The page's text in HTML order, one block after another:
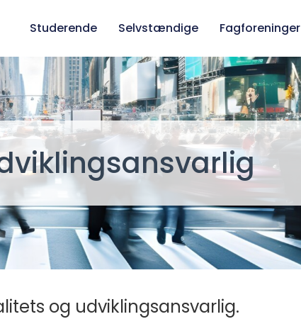
Studerende Selvstændige Fagforeninger
og udviklingsansvarlig.